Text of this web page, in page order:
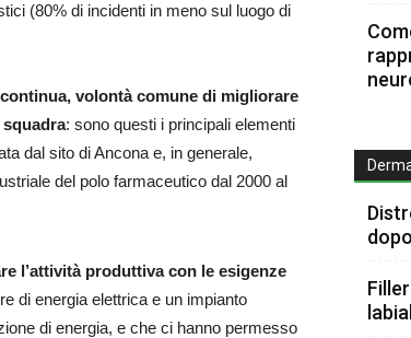
(80% di incidenti in meno sul luogo di
volontà comune di migliorare
: sono questi i principali elementi
dal sito di Ancona e, in generale,
del polo farmaceutico dal 2000 al
l’attività produttiva con le esigenze
di energia elettrica e un impianto
di energia, e che ci hanno permesso